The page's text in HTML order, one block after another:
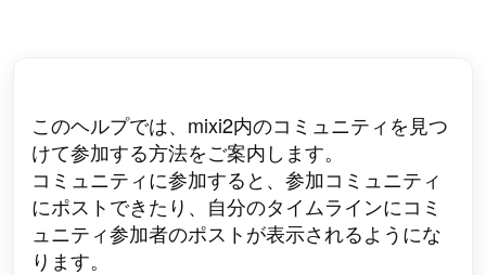
このヘルプでは、mixi2内のコミュニティを見つ
けて参加する方法をご案内します。
コミュニティに参加すると、参加コミュニティ
にポストできたり、自分のタイムラインにコミ
ュニティ参加者のポストが表示されるようにな
ります。